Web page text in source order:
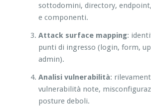
sottodomini, directory,
e componenti.
Attack surface mapping:
punti di ingresso (login, form,
admin).
Analisi vulnerabilità:
vulnerabilità note,
posture deboli.